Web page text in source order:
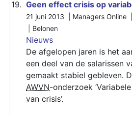
19. Geen effect crisis op
21 juni 2013 | Managers Online
Belonen
Nieuws
De afgelopen jaren is het
een deel van de salarissen
gemaakt stabiel gebleven.
AWVN-onderzoek
van crisis’.